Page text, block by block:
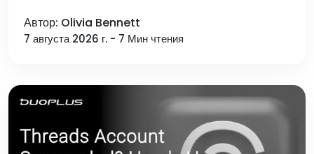
Автор: Olivia Bennett
7 августа 2026 г. - 7 Мин чтения